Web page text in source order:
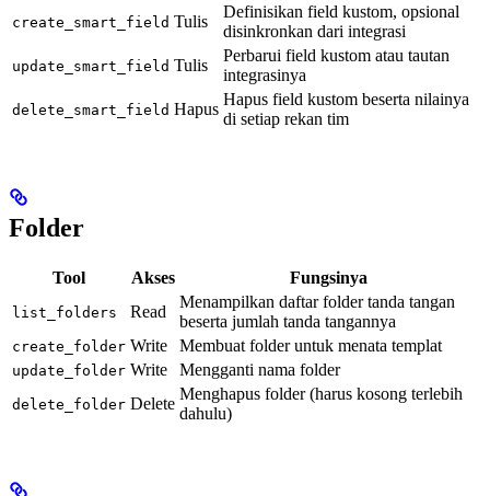
create_smart_field Tulis
Definisikan field kustom, opsional
disinkronkan dari integrasi
update_smart_field Tulis
Perbarui field kustom atau tautan
integrasinya
delete_smart_field Hapus
Hapus field kustom beserta nilainya
di setiap rekan tim
Folder
Tool Akses Fungsinya
list_folders Read
Menampilkan daftar folder tanda tangan
beserta jumlah tanda tangannya
create_folder Write Membuat folder untuk menata templat
update_folder Write Mengganti nama folder
delete_folder Delete
Menghapus folder (harus kosong terlebih
dahulu)